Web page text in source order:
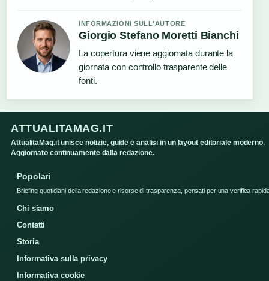
INFORMAZIONI SULL'AUTORE
Giorgio Stefano Moretti Bianchi
La copertura viene aggiornata durante la
giornata con controllo trasparente delle
fonti.
ATTUALITAMAG.IT
AttualitaMag.it unisce notizie, guide e analisi in un layout editoriale moderno.
Aggiornato continuamente dalla redazione.
Popolari
Briefing quotidiani della redazione e risorse di trasparenza, pensati per una verifica
Chi siamo
Contatti
Storia
Informativa sulla privacy
Informativa cookie